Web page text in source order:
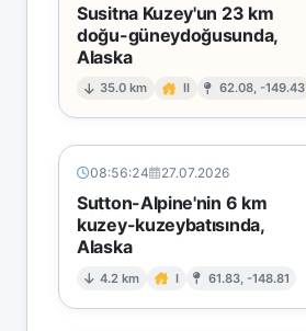
Susitna Kuzey'un 23 km
doğu-güneydoğusunda,
Alaska
35.0 km II 62.08, -149.43
08:56:24 27.07.2026
Sutton-Alpine'nin 6 km
kuzey-kuzeybatısında,
Alaska
4.2 km I 61.83, -148.81